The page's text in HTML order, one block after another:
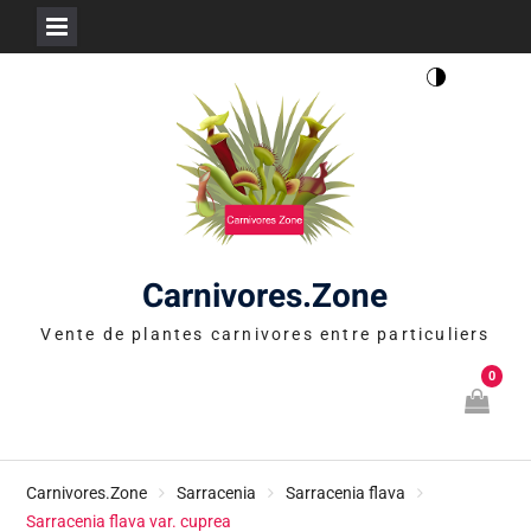
Carnivores.Zone
Vente de plantes carnivores entre particuliers
0
Carnivores.Zone Sarracenia
Sarracenia flava
Sarracenia flava var. cuprea